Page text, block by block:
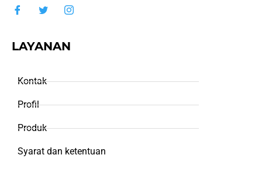
LAYANAN
Kontak
Profil
Produk
Syarat dan ketentuan